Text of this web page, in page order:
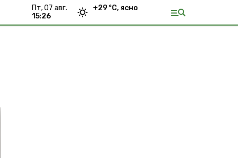
пт, 07 авг.
15:26
+29 °С, ясно